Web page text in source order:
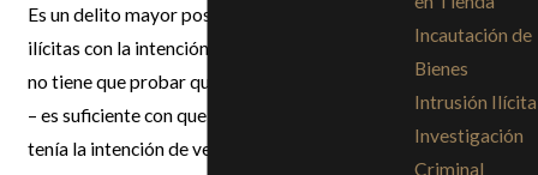
Es un delito mayor poseer o comprar drogas
ilícitas con la intención de venderlas. La fiscalía
no tiene que probar que usted las haya vendido
– es suficiente con que demuestre que usted
tenía la intención de venderlas. El dinero no
Incautación de
Bienes
Intrusión Ilícita
Investigación
Criminal